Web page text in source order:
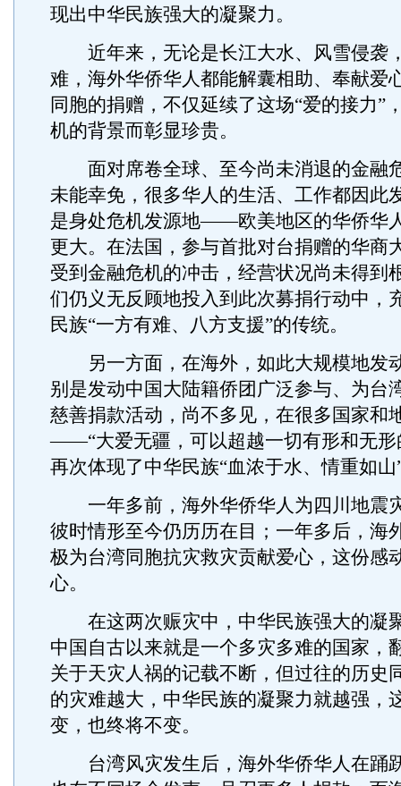
现出中华民族强大的凝聚力。
近年来，无论是长江大水、风雪侵袭
难，海外华侨华人都能解囊相助、奉献爱
同胞的捐赠，不仅延续了这场“爱的接力”
机的背景而彰显珍贵。
面对席卷全球、至今尚未消退的金融
未能幸免，很多华人的生活、工作都因此
是身处危机发源地——欧美地区的华侨华
更大。在法国，参与首批对台捐赠的华商
受到金融危机的冲击，经营状况尚未得到
们仍义无反顾地投入到此次募捐行动中，
民族“一方有难、八方支援”的传统。
另一方面，在海外，如此大规模地发
别是发动中国大陆籍侨团广泛参与、为台
慈善捐款活动，尚不多见，在很多国家和
——“大爱无疆，可以超越一切有形和无形
再次体现了中华民族“血浓于水、情重如
一年多前，海外华侨华人为四川地震
彼时情形至今仍历历在目；一年多后，海
极为台湾同胞抗灾救灾贡献爱心，这份感
心。
在这两次赈灾中，中华民族强大的凝
中国自古以来就是一个多灾多难的国家，
关于天灾人祸的记载不断，但过往的历史
的灾难越大，中华民族的凝聚力就越强，
变，也终将不变。
台湾风灾发生后，海外华侨华人在踊